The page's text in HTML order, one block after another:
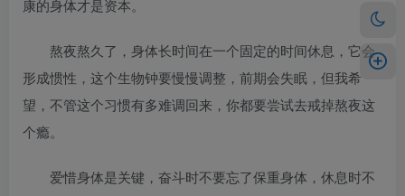
康的身体才是资本。
熬夜熬久了，身体长时间在一个固定的时间休息，它会
形成惯性，这个生物钟要慢慢调整，前期会失眠，但我希
望，不管这个习惯有多难调回来，你都要尝试去戒掉熬夜这
个瘾。
爱惜身体是关键，奋斗时不要忘了保重身体，休息时不